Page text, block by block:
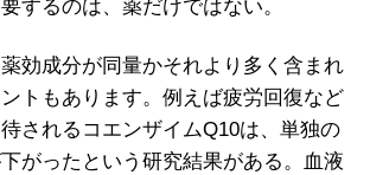
するのは、薬だけではない。
薬効成分が同量かそれより多く含まれ
トもあります。例えば疲労回復など
されるコエンザイムQ10は、単独の
がったという研究結果がある。血液